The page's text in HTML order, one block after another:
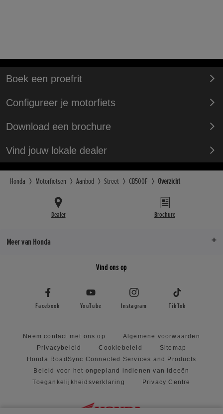
Boek een proefrit
Configureer je motorfiets
Download een brochure
Vind jouw lokale dealer
Honda Motorfietsen Aanbod Street CB500F Overzicht
Dealer Brochure
Meer van Honda
Vind ons op
Facebook YouTube Instagram TikTok
Neem contact met ons op
Algemene voorwaarden
Privacybeleid
Cookiebeleid
Sitemap
Honda RoadSync Connected Services and Products
Beleid voor het ongepland indienen van ideeën
Toegankelijkheidsverklaring
Privacy Centre